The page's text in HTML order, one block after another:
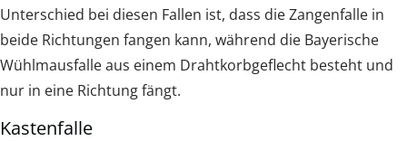
Unterschied bei diesen Fallen ist, dass die Zangenfalle in
beide Richtungen fangen kann, während die Bayerische
Wühlmausfalle aus einem Drahtkorbgeflecht besteht und
nur in eine Richtung fängt.
Kastenfalle